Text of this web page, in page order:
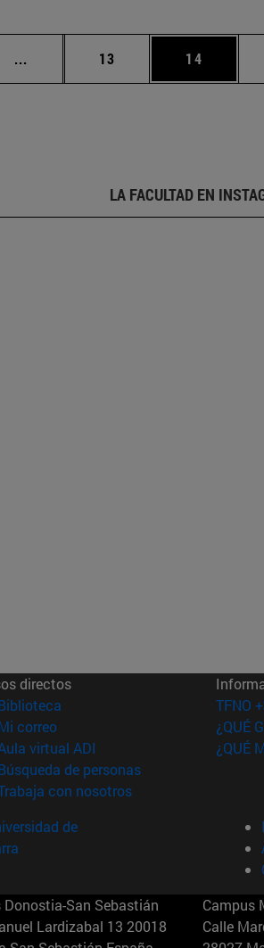
... Páginas intermedias Use TAB para
Página
13 Página
14
LA FACULTAD EN
directos
(abre en nueva ventana)
correo(abre en nueva ventana)
virtual ADI (abre en nueva ventana)
de personas(abre en nueva
con nosotros(abre en nueva
TFNO
¿QUÉ
¿QUÉ
de
Donostia-San Sebastián
Lardizabal 13 20018
Campus
Calle